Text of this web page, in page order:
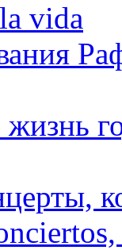
vida
жизнь